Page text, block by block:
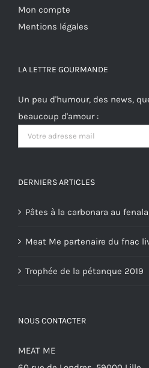
Mon compte
Mentions légales
LA LETTRE GOURMANDE
Un peu d'humour, des news,
beaucoup d'amour :
DERNIERS ARTICLES
Pâtes à la carbonara au
Meat Me partenaire du fnac
Trophée de la pétanque 2019
NOUS CONTACTER
MEAT ME